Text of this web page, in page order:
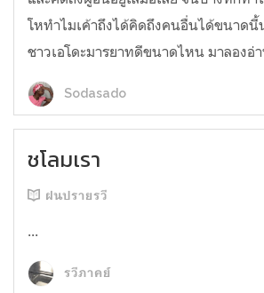
โหทำไมเค้าถึงได้คิดถึงคนอื่นได้ขนาดนี้
ชาวเอโดะมารยาทดีขนาดไหน มาลองอ่
Sodasado
ชโลมเรา
ฝนปรายรวี
...
รวีภาคย์